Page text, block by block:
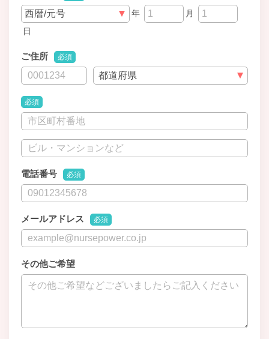
年
月
日
ご住所 必須
必須
電話番号 必須
メールアドレス 必須
その他ご希望